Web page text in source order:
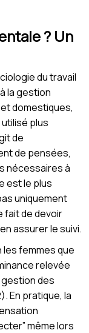
? Un
du travail
la gestion
domestiques,
plus
de
de pensées,
nécessaires à
est le plus
uniquement
fait de devoir
assurer le suivi.
femmes que
relevée
des
En pratique, la
même lors